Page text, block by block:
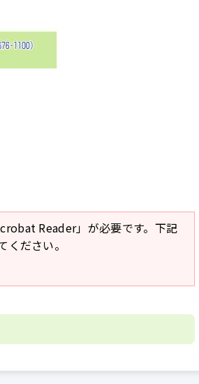
Reader」が必要です。下記
ださい。